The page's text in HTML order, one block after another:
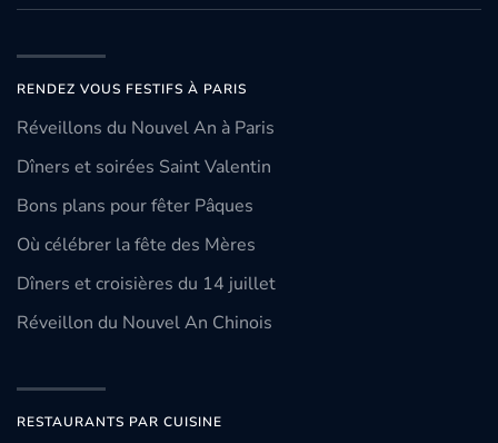
RENDEZ VOUS FESTIFS À PARIS
Réveillons du Nouvel An à Paris
Dîners et soirées Saint Valentin
Bons plans pour fêter Pâques
Où célébrer la fête des Mères
Dîners et croisières du 14 juillet
Réveillon du Nouvel An Chinois
RESTAURANTS PAR CUISINE